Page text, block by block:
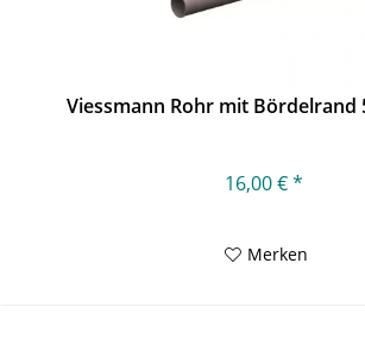
Viessmann Rohr mit Bördelrand
16,00 € *
Merken